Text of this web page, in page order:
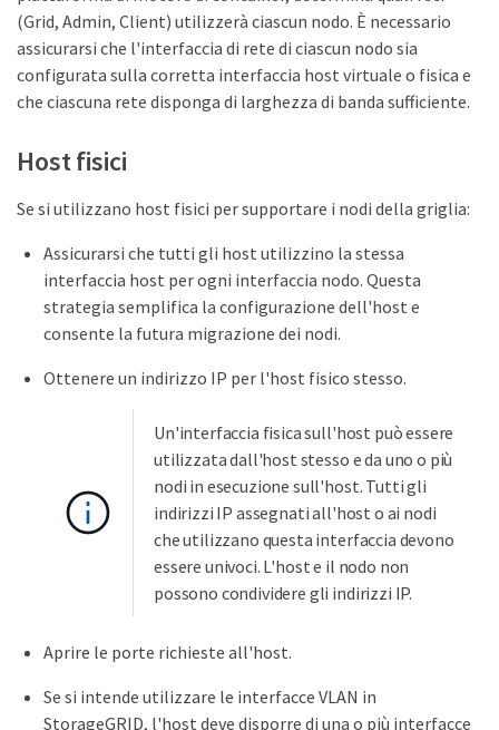
(Grid, Admin, Client) utilizzerà ciascun nodo. È necessario
assicurarsi che l'interfaccia di rete di ciascun nodo sia
configurata sulla corretta interfaccia host virtuale o fisica e
che ciascuna rete disponga di larghezza di banda sufficiente.
Host fisici
Se si utilizzano host fisici per supportare i nodi della griglia:
Assicurarsi che tutti gli host utilizzino la stessa
interfaccia host per ogni interfaccia nodo. Questa
strategia semplifica la configurazione dell'host e
consente la futura migrazione dei nodi.
Ottenere un indirizzo IP per l'host fisico stesso.
Un'interfaccia fisica sull'host può essere
utilizzata dall'host stesso e da uno o più
nodi in esecuzione sull'host. Tutti gli
indirizzi IP assegnati all'host o ai nodi
che utilizzano questa interfaccia devono
essere univoci. L'host e il nodo non
possono condividere gli indirizzi IP.
Aprire le porte richieste all'host.
Se si intende utilizzare le interfacce VLAN in
StorageGRID, l'host deve disporre di una o più interfacce